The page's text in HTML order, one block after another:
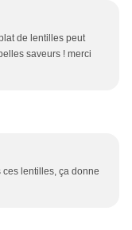
de lentilles peut
saveurs ! merci
lentilles, ça donne